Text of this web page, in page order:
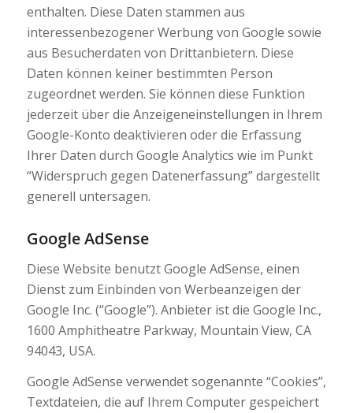
enthalten. Diese Daten stammen aus
interessenbezogener Werbung von Google sowie
aus Besucherdaten von Drittanbietern. Diese
Daten können keiner bestimmten Person
zugeordnet werden. Sie können diese Funktion
jederzeit über die Anzeigeneinstellungen in Ihrem
Google-Konto deaktivieren oder die Erfassung
Ihrer Daten durch Google Analytics wie im Punkt
“Widerspruch gegen Datenerfassung” dargestellt
generell untersagen.
Google AdSense
Diese Website benutzt Google AdSense, einen
Dienst zum Einbinden von Werbeanzeigen der
Google Inc. (“Google”). Anbieter ist die Google Inc.,
1600 Amphitheatre Parkway, Mountain View, CA
94043, USA.
Google AdSense verwendet sogenannte “Cookies”,
Textdateien, die auf Ihrem Computer gespeichert